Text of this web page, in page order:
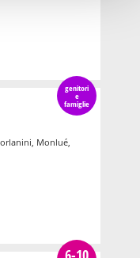
genitori
e
famiglie
Monlué,